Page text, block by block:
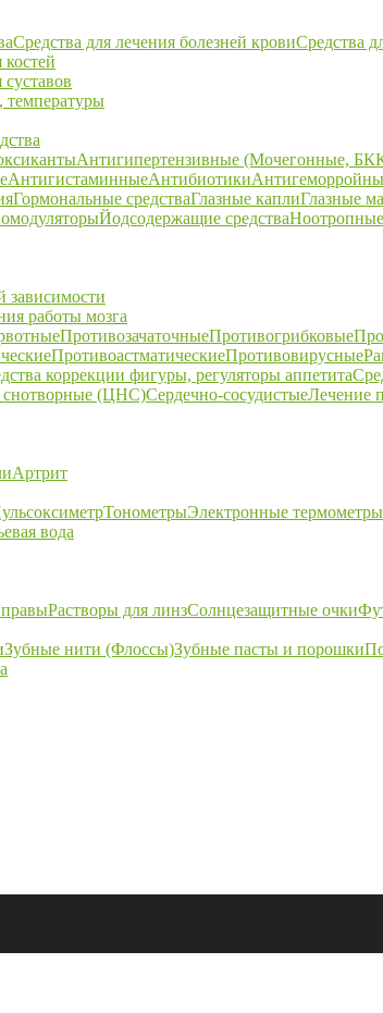
Средства для лечения болезней кровиСредства
костей
температуры
Антигипертензивные (Мочегонные,
АнтигистаминныеАнтибиотики
Гормональные средстваГлазные каплиГлазные
Йодсодержащие средства
зависимости
работы мозга
ПротивозачаточныеПротивогрибковые
ПротивоастматическиеПротивовирусные
коррекции фигуры, регуляторы аппетита
снотворные (ЦНС)Сердечно-сосудистыеЛечение
Артрит
ТонометрыЭлектронные термометры
вода
Растворы для линзСолнцезащитные очки
Зубные нити (Флоссы)Зубные пасты и порошки